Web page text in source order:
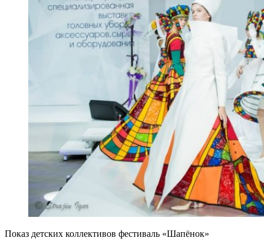
Показ детских коллективов фестиваль «Шапёнок»